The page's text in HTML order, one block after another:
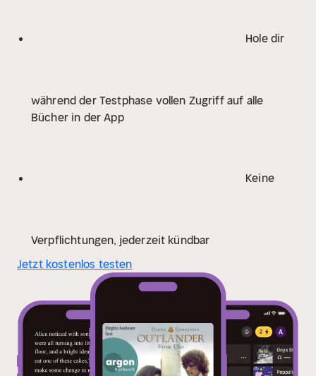
Hole dir
während der Testphase vollen Zugriff auf alle
Bücher in der App
Keine
Verpflichtungen, jederzeit kündbar
Jetzt kostenlos testen